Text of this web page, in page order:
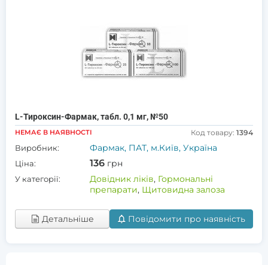
L-Тироксин-Фармак, табл. 0,1 мг, №50
НЕМАЄ В НАЯВНОСТІ Код товару: 1394
Виробник: Фармак, ПАТ, м.Київ, Україна
Ціна: 136 грн
У категорії: Довідник ліків, Гормональні
препарати, Щитовидна залоза
Детальніше Повідомити про наявність